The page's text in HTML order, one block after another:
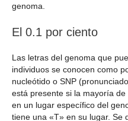
genoma.
El 0.1 por ciento
Las letras del genoma que
individuos se conocen como
nucleótido o SNP
está presente si la mayoría
en un lugar específico del
tiene una «T» en su lugar. Se